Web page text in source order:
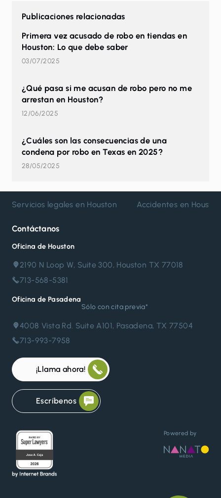
Publicaciones relacionadas
Primera vez acusado de robo en tiendas en
Houston: Lo que debe saber
03/07/2025
¿Qué pasa si me acusan de robo pero no me
arrestan en Houston?
12/06/2025
¿Cuáles son las consecuencias de una
condena por robo en Texas en 2025?
28/05/2025
Servicios legales en Houston Accidentes en Houston
Contáctanos
Oficina de Houston
2190 N Loop W, Suite 300, Houston TX 77018
713-568-5381
Oficina de Pasadena
Sólo con cita previa*
4008 Vista Rd. Suite A101, Pasadena, TX 77504
713-993-7958
¡Llama ahora!
Escríbenos
Powered by